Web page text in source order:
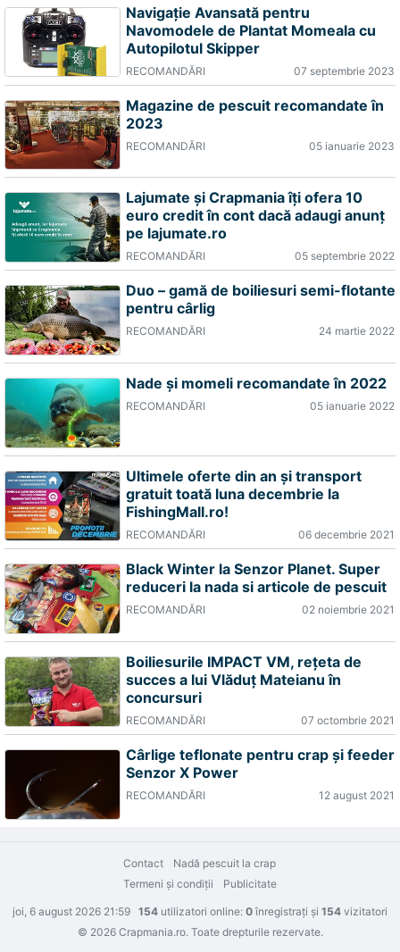
Navigație Avansată pentru
Navomodele de Plantat Momeala cu
Autopilotul Skipper
RECOMANDĂRI 07 septembrie 2023
Magazine de pescuit recomandate în
2023
RECOMANDĂRI 05 ianuarie 2023
Lajumate și Crapmania îți ofera 10
euro credit în cont dacă adaugi anunț
pe lajumate.ro
RECOMANDĂRI 05 septembrie 2022
Duo – gamă de boiliesuri semi-flotante
pentru cârlig
RECOMANDĂRI 24 martie 2022
Nade și momeli recomandate în 2022
RECOMANDĂRI 05 ianuarie 2022
Ultimele oferte din an și transport
gratuit toată luna decembrie la
FishingMall.ro!
RECOMANDĂRI 06 decembrie 2021
Black Winter la Senzor Planet. Super
reduceri la nada si articole de pescuit
RECOMANDĂRI 02 noiembrie 2021
Boiliesurile IMPACT VM, rețeta de
succes a lui Vlăduț Mateianu în
concursuri
RECOMANDĂRI 07 octombrie 2021
Cârlige teflonate pentru crap și feeder
Senzor X Power
RECOMANDĂRI 12 august 2021
Contact
Nadă pescuit la crap
Termeni şi condiţii
Publicitate
joi, 6 august 2026 21:59 154 utilizatori online: 0 înregistraţi şi 154 vizitatori
© 2026 Crapmania.ro. Toate drepturile rezervate.